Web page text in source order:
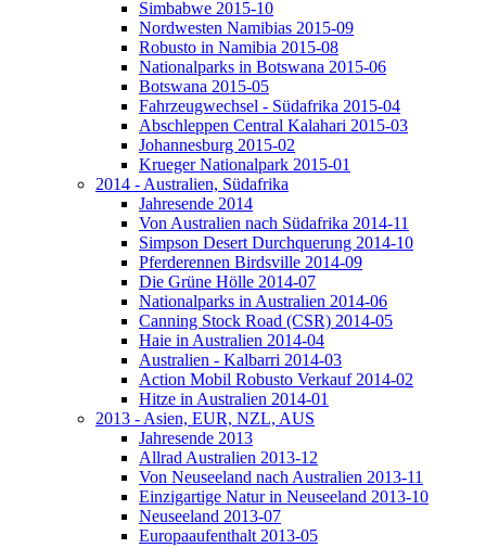
Simbabwe 2015-10
Nordwesten Namibias 2015-09
Robusto in Namibia 2015-08
Nationalparks in Botswana 2015-06
Botswana 2015-05
Fahrzeugwechsel - Südafrika 2015-04
Abschleppen Central Kalahari 2015-03
Johannesburg 2015-02
Krueger Nationalpark 2015-01
2014 - Australien, Südafrika
Jahresende 2014
Von Australien nach Südafrika 2014-11
Simpson Desert Durchquerung 2014-10
Pferderennen Birdsville 2014-09
Die Grüne Hölle 2014-07
Nationalparks in Australien 2014-06
Canning Stock Road (CSR) 2014-05
Haie in Australien 2014-04
Australien - Kalbarri 2014-03
Action Mobil Robusto Verkauf 2014-02
Hitze in Australien 2014-01
2013 - Asien, EUR, NZL, AUS
Jahresende 2013
Allrad Australien 2013-12
Von Neuseeland nach Australien 2013-11
Einzigartige Natur in Neuseeland 2013-10
Neuseeland 2013-07
Europaaufenthalt 2013-05